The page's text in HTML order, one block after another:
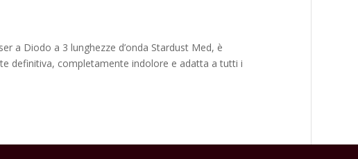
a Diodo a 3 lunghezze d’onda Stardust Med, è
definitiva, completamente indolore e adatta a tutti i